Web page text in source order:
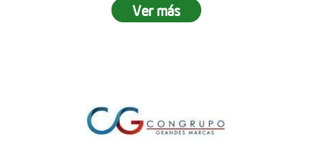
Ver más